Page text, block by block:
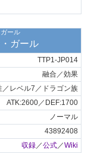
ール
ガール
TTP1-JP014
融合／効果
／レベル7／ドラゴン族
ATK:2600／DEF:1700
ノーマル
43892408
収録／公式／Wiki